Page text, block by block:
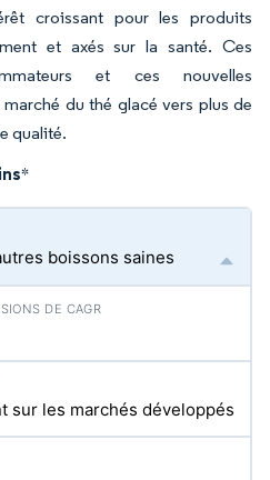
croissant pour les produits
et axés sur la santé. Ces
et ces nouvelles
du thé glacé vers plus de
qualité.
*
boissons saines
sur les marchés développés